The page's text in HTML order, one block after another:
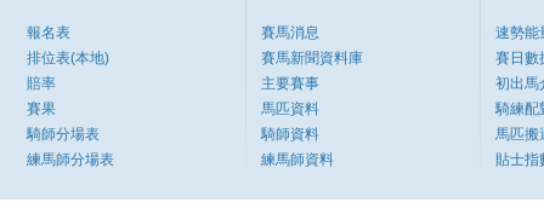
報名表
排位表(本地)
賠率
賽果
騎師分場表
練馬師分場表
賽馬消息
賽馬新聞資料庫
主要賽事
馬匹資料
騎師資料
練馬師資料
速勢能
賽日數
初出馬
騎練配
馬匹搬
貼士指